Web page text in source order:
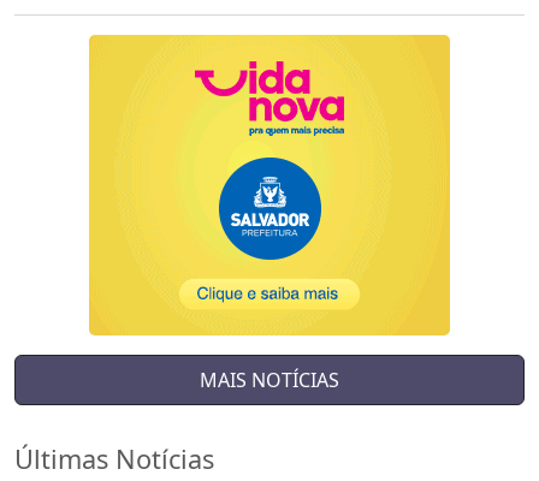
MAIS NOTÍCIAS
Últimas Notícias